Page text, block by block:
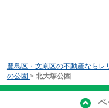
豊島区・文京区の不動産ならレ
の公園 > 北大塚公園
ペ